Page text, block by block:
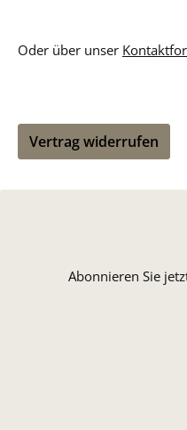
Oder über unser
Vertrag widerrufen
Abonnieren Sie